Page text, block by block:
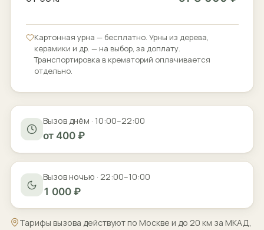
Картонная урна — бесплатно. Урны из дерева,
керамики и др. — на выбор, за доплату.
Транспортировка в крематорий оплачивается
отдельно.
Вызов днём · 10:00–22:00
от 400 ₽
Вызов ночью · 22:00–10:00
1 000 ₽
Тарифы вызова действуют по Москве и до 20 км за МКАД,